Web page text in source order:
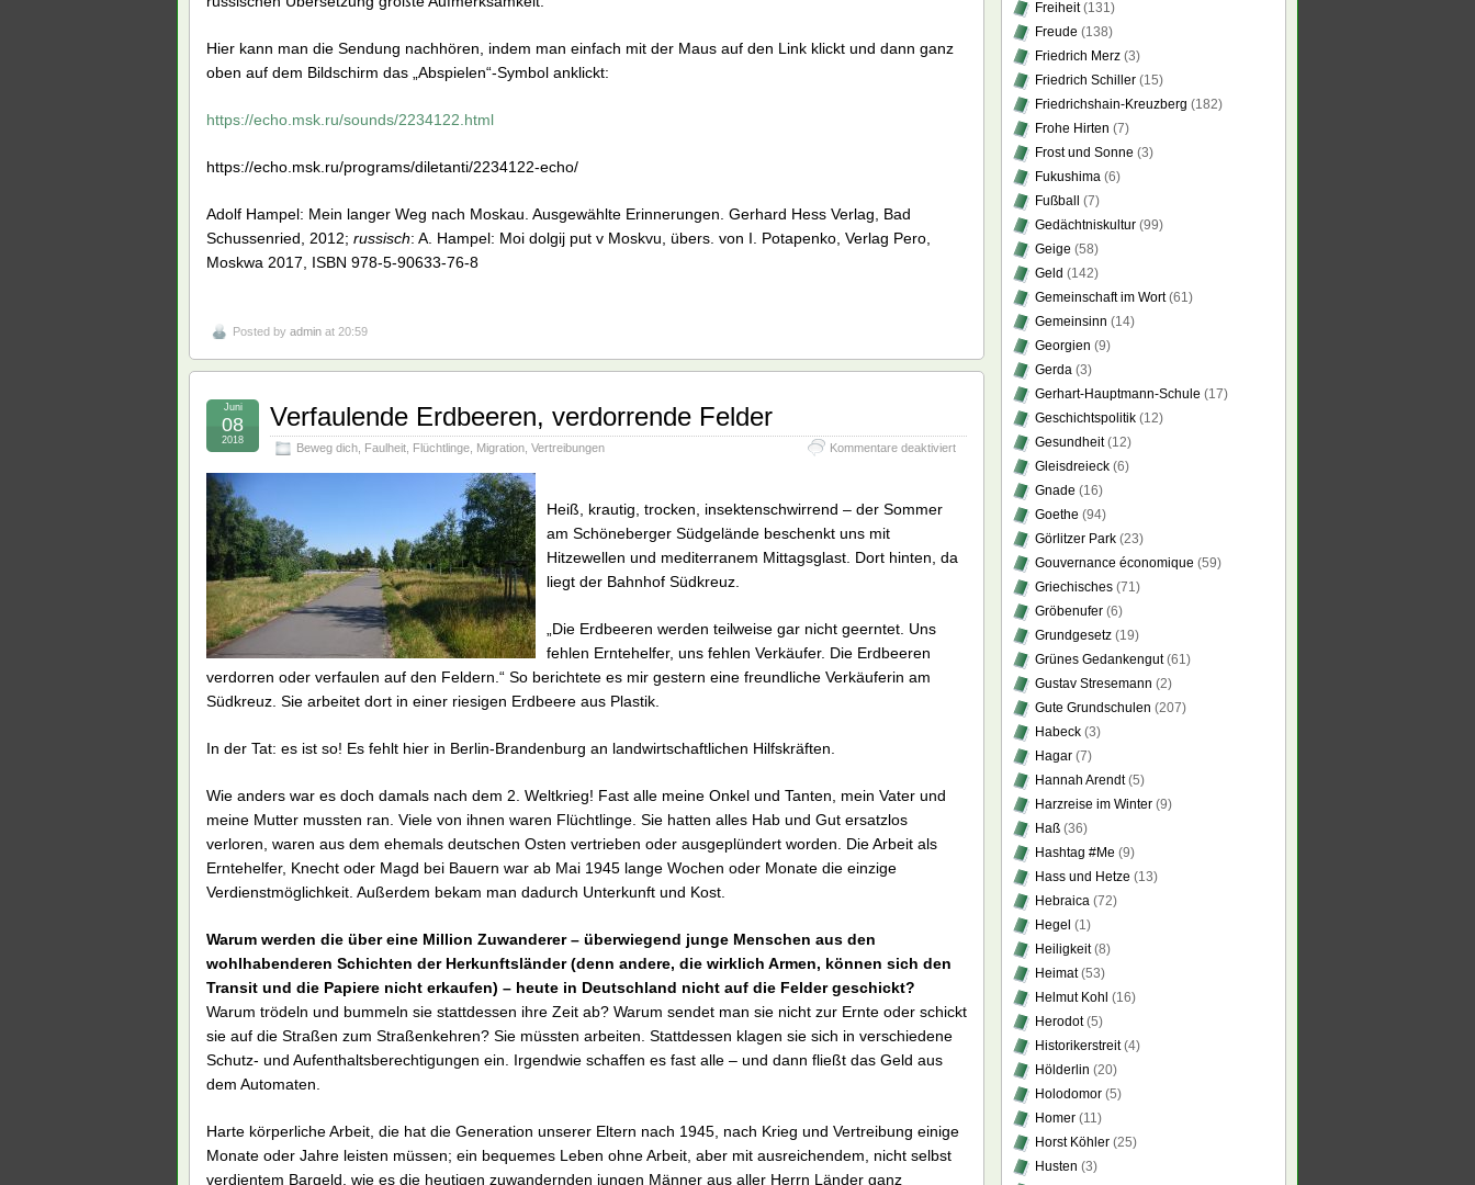
Hier kann man die Sendung nachhören, indem man einfach mit der Maus auf den Link klickt und dann ganz
oben auf dem Bildschirm das „Abspielen“-Symbol anklickt:
https://echo.msk.ru/sounds/2234122.html
https://echo.msk.ru/programs/diletanti/2234122-echo/
Adolf Hampel: Mein langer Weg nach Moskau. Ausgewählte Erinnerungen. Gerhard Hess Verlag, Bad
Schussenried, 2012; russisch: A. Hampel: Moi dolgij put v Moskvu, übers. von I. Potapenko, Verlag Pero,
Moskwa 2017, ISBN 978-5-90633-76-8
Posted by admin at 20:59
Verfaulende Erdbeeren, verdorrende Felder
Beweg dich, Faulheit, Flüchtlinge, Migration, Vertreibungen Kommentare deaktiviertfür
Verfaulende
verdorrende
Juni
08
2018
Heiß, krautig, trocken, insektenschwirrend – der Sommer
am Schöneberger Südgelände beschenkt uns mit
Hitzewellen und mediterranem Mittagsglast. Dort hinten, da
liegt der Bahnhof Südkreuz.
„Die Erdbeeren werden teilweise gar nicht geerntet. Uns
fehlen Erntehelfer, uns fehlen Verkäufer. Die Erdbeeren
verdorren oder verfaulen auf den Feldern.“ So berichtete es mir gestern eine freundliche Verkäuferin am
Südkreuz. Sie arbeitet dort in einer riesigen Erdbeere aus Plastik.
In der Tat: es ist so! Es fehlt hier in Berlin-Brandenburg an landwirtschaftlichen Hilfskräften.
Wie anders war es doch damals nach dem 2. Weltkrieg! Fast alle meine Onkel und Tanten, mein Vater und
meine Mutter mussten ran. Viele von ihnen waren Flüchtlinge. Sie hatten alles Hab und Gut ersatzlos
verloren, waren aus dem ehemals deutschen Osten vertrieben oder ausgeplündert worden. Die Arbeit als
Erntehelfer, Knecht oder Magd bei Bauern war ab Mai 1945 lange Wochen oder Monate die einzige
Verdienstmöglichkeit. Außerdem bekam man dadurch Unterkunft und Kost.
Warum werden die über eine Million Zuwanderer – überwiegend junge Menschen aus den
wohlhabenderen Schichten der Herkunftsländer (denn andere, die wirklich Armen, können sich den
Transit und die Papiere nicht erkaufen) – heute in Deutschland nicht auf die Felder geschickt?
Warum trödeln und bummeln sie stattdessen ihre Zeit ab? Warum sendet man sie nicht zur Ernte oder schickt
sie auf die Straßen zum Straßenkehren? Sie müssten arbeiten. Stattdessen klagen sie sich in verschiedene
Schutz- und Aufenthaltsberechtigungen ein. Irgendwie schaffen es fast alle – und dann fließt das Geld aus
dem Automaten.
Harte körperliche Arbeit, die hat die Generation unserer Eltern nach 1945, nach Krieg und Vertreibung einige
Monate oder Jahre leisten müssen; ein bequemes Leben ohne Arbeit, aber mit ausreichendem, nicht selbst
verdientem Bargeld, wie es die heutigen zuwandernden jungen Männer aus aller Herrn Länder ganz
Freiheit(131)
Freude (138)
Friedrich Merz (3)
Friedrich Schiller (15)
Friedrichshain-Kreuzberg (182)
Frohe Hirten (7)
Frost und Sonne (3)
Fukushima (6)
Fußball
(7)
Gedächtniskultur (99)
Geige (58)
Geld (142)
Gemeinschaft im Wort(61)
Gemeinsinn (14)
Georgien (9)
Gerda (3)
Gerhart-Hauptmann-Schule (17)
Geschichtspolitik (12)
Gesundheit(12)
Gleisdreieck (6)
Gnade (16)
Goethe (94)
Görlitzer Park (23)
Gouvernance économique (59)
Griechisches (71)
Gröbenufer (6)
Grundgesetz (19)
Grünes Gedankengut(61)
Gustav Stresemann (2)
Gute Grundschulen (207)
Habeck (3)
Hagar (7)
Hannah Arendt(5)
Harzreise im Winter (9)
Haß (36)
Hashtag #Me (9)
Hass und Hetze (13)
Hebraica (72)
Hegel (1)
Heiligkeit(8)
Heimat(53)
Helmut Kohl (16)
Herodot(5)
Historikerstreit(4)
Hölderlin (20)
Holodomor (5)
Homer (11)
Horst Köhler (25)
Husten (3)